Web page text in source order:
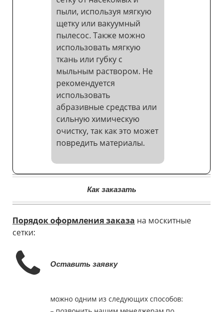
пыли, используя мягкую
щетку или вакуумный
пылесос. Также можно
использовать мягкую
ткань или губку с
мыльным раствором. Не
рекомендуется
использовать
абразивные средства или
сильную химическую
очистку, так как это может
повредить материалы.
Как заказать
Порядок оформления заказа на москитные
сетки:
Оставить заявку
можно одним из следующих способов: